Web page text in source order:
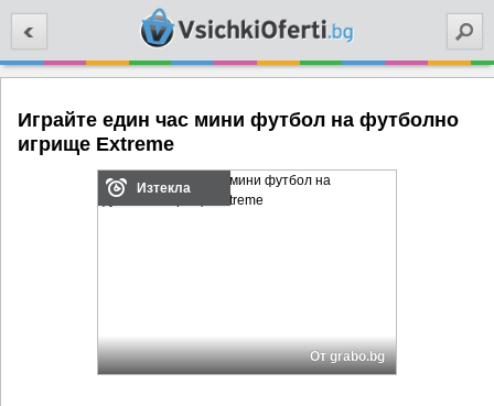
Играйте един час мини футбол на футболно
игрище Extreme
Изтекла
От grabo.bg